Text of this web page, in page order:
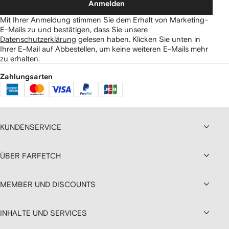
Anmelden
Mit Ihrer Anmeldung stimmen Sie dem Erhalt von Marketing-
E-Mails zu und bestätigen, dass Sie unsere
Datenschutzerklärung gelesen haben. Klicken Sie unten in
Ihrer E-Mail auf Abbestellen, um keine weiteren E-Mails mehr
zu erhalten.
Zahlungsarten
KUNDENSERVICE
ÜBER FARFETCH
MEMBER UND DISCOUNTS
INHALTE UND SERVICES